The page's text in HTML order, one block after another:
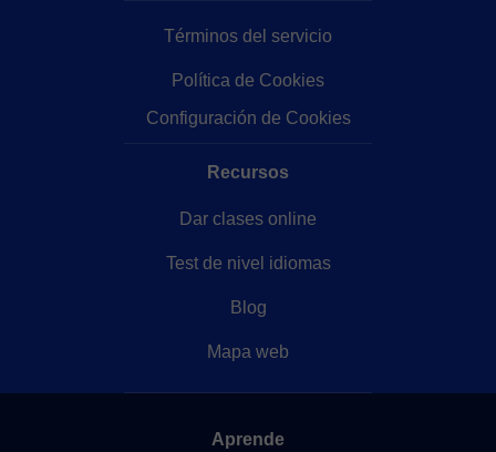
Términos del servicio
Política de Cookies
Configuración de Cookies
Recursos
Dar clases online
Test de nivel idiomas
Blog
Mapa web
Aprende